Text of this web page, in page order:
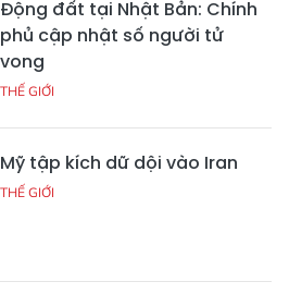
Động đất tại Nhật Bản: Chính
phủ cập nhật số người tử
vong
THẾ GIỚI
Mỹ tập kích dữ dội vào Iran
THẾ GIỚI